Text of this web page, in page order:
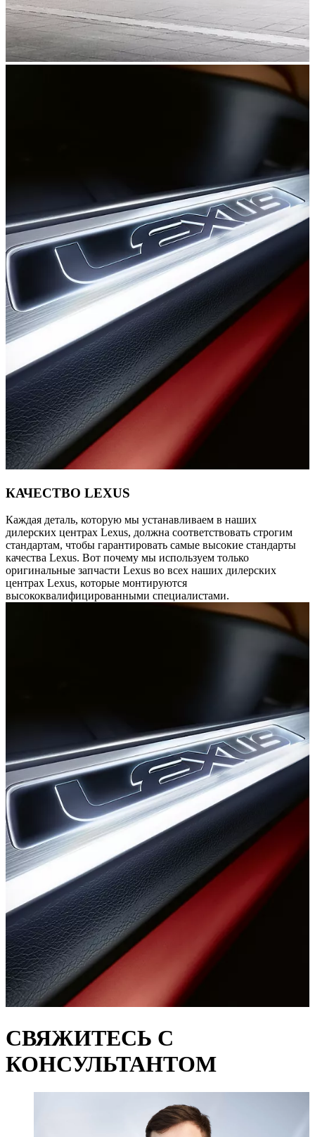
КАЧЕСТВО LEXUS
Каждая деталь, которую мы устанавливаем в наших
дилерских центрах Lexus, должна соответствовать строгим
стандартам, чтобы гарантировать самые высокие стандарты
качества Lexus. Вот почему мы используем только
оригинальные запчасти Lexus во всех наших дилерских
центрах Lexus, которые монтируются
высококвалифицированными специалистами.
СВЯЖИТЕСЬ С
КОНСУЛЬТАНТОМ